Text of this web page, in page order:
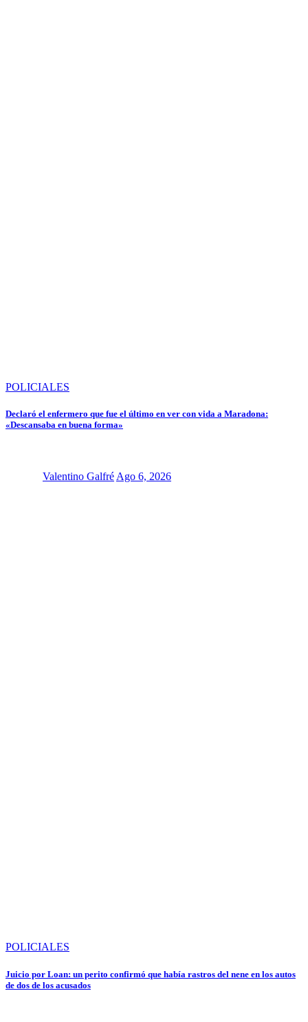
POLICIALES
Declaró el enfermero que fue el último en ver con vida a Maradona:
«Descansaba en buena forma»
Valentino GalfréAgo 6, 2026
POLICIALES
Juicio por Loan: un perito confirmó que había rastros del nene en los autos
de dos de los acusados